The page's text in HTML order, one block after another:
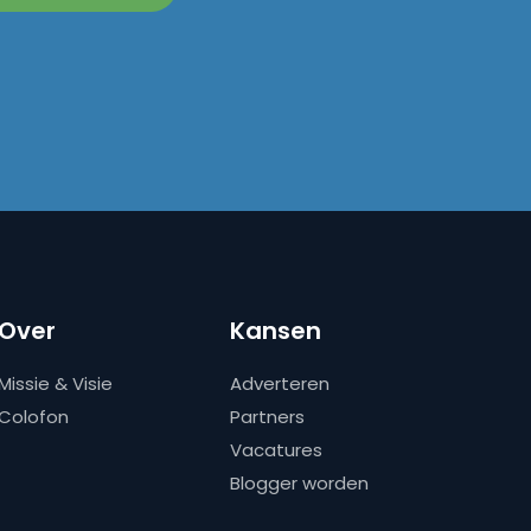
& Visie
Kansen
Adverteren
Partners
Vacatures
Blogger worden